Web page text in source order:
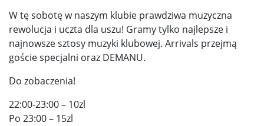
W tę sobotę w naszym klubie prawdziwa muzyczna
rewolucja i uczta dla uszu! Gramy tylko najlepsze i
najnowsze sztosy muzyki klubowej. Arrivals przejmą
goście specjalni oraz DEMANU.
Do zobaczenia!
22:00-23:00 – 10zl
Po 23:00 – 15zl